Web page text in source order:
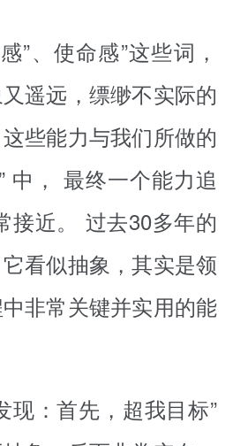
”、使命感”这些词，
遥远，缥缈不实际的
些能力与我们所做的
中， 最终一个能力追
接近。 过去30多年的
看似抽象，其实是领
非常关键并实用的能
现：首先，超我目标”